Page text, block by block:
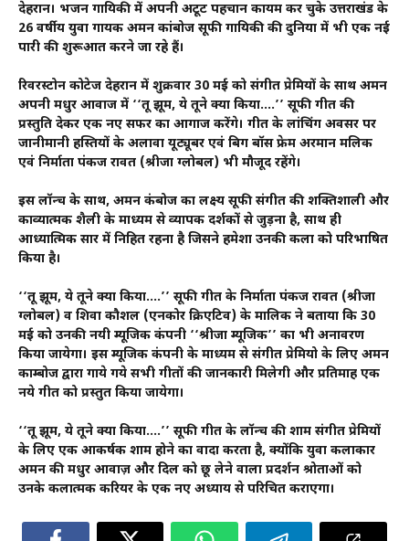
देहरादून। भजन गायिकी में अपनी अटूट पहचान कायम कर चुके उत्तराखंड के
26 वर्षीय युवा गायक अमन कांबोज सूफी गायिकी की दुनिया में भी एक नई
पारी की शुरूआत करने जा रहे हैं।
रिवरस्टोन कोटेज देहरादून में शुक्रवार 30 मई को संगीत प्रेमियों के साथ अमन
अपनी मधुर आवाज में ‘‘तू झूम, ये तूने क्या किया….’’ सूफी गीत की
प्रस्तुति देकर एक नए सफर का आगाज करेंगे। गीत के लांचिंग अवसर पर
जानीमानी हस्तियों के अलावा यूट्यूबर एवं बिग बॉस फ्रेम अरमान मलिक
एवं निर्माता पंकज रावत (श्रीजा ग्लोबल) भी मौजूद रहेंगे।
इस लॉन्च के साथ, अमन कंबोज का लक्ष्य सूफी संगीत की शक्तिशाली और
काव्यात्मक शैली के माध्यम से व्यापक दर्शकों से जुड़ना है, साथ ही
आध्यात्मिक सार में निहित रहना है जिसने हमेशा उनकी कला को परिभाषित
किया है।
‘‘तू झूम, ये तूने क्या किया….’’ सूफी गीत के निर्माता पंकज रावत (श्रीजा
ग्लोबल) व शिवा कौशल (एनकोर क्रिएटिव) के मालिक ने बताया कि 30
मई को उनकी नयी म्यूजिक कंपनी ‘‘श्रीजा म्यूजिक’’ का भी अनावरण
किया जायेगा। इस म्यूजिक कंपनी के माध्यम से संगीत प्रेमियो के लिए अमन
काम्बोज द्वारा गाये गये सभी गीतों की जानकारी मिलेगी और प्रतिमाह एक
नये गीत को प्रस्तुत किया जायेगा।
‘‘तू झूम, ये तूने क्या किया….’’ सूफी गीत के लॉन्च की शाम संगीत प्रेमियों
के लिए एक आकर्षक शाम होने का वादा करता है, क्योंकि युवा कलाकार
अमन की मधुर आवाज़ और दिल को छू लेने वाला प्रदर्शन श्रोताओं को
उनके कलात्मक करियर के एक नए अध्याय से परिचित कराएगा।